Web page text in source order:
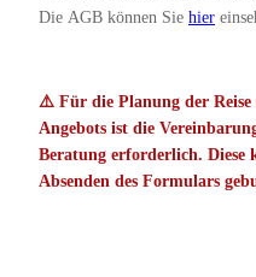
Die AGB können Sie hier
⚠️ Für die Planung der Reise
Angebots ist die
Beratung erforderlich. Diese
Absenden des Formulars